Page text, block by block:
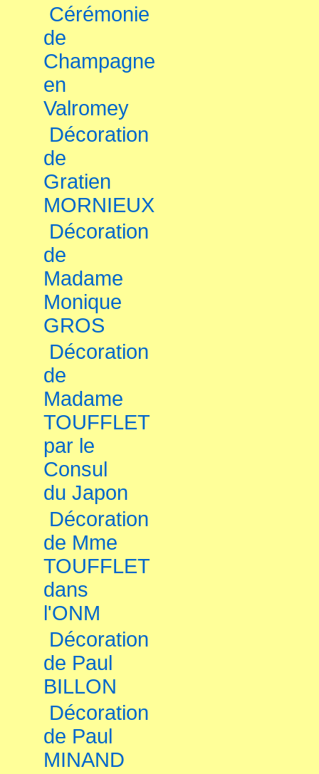
Cérémonie
de
Champagne
en
Valromey
Décoration
de
Gratien
MORNIEUX
Décoration
de
Madame
Monique
GROS
Décoration
de
Madame
TOUFFLET
par le
Consul
du Japon
Décoration
de Mme
TOUFFLET
dans
l'ONM
Décoration
de Paul
BILLON
Décoration
de Paul
MINAND